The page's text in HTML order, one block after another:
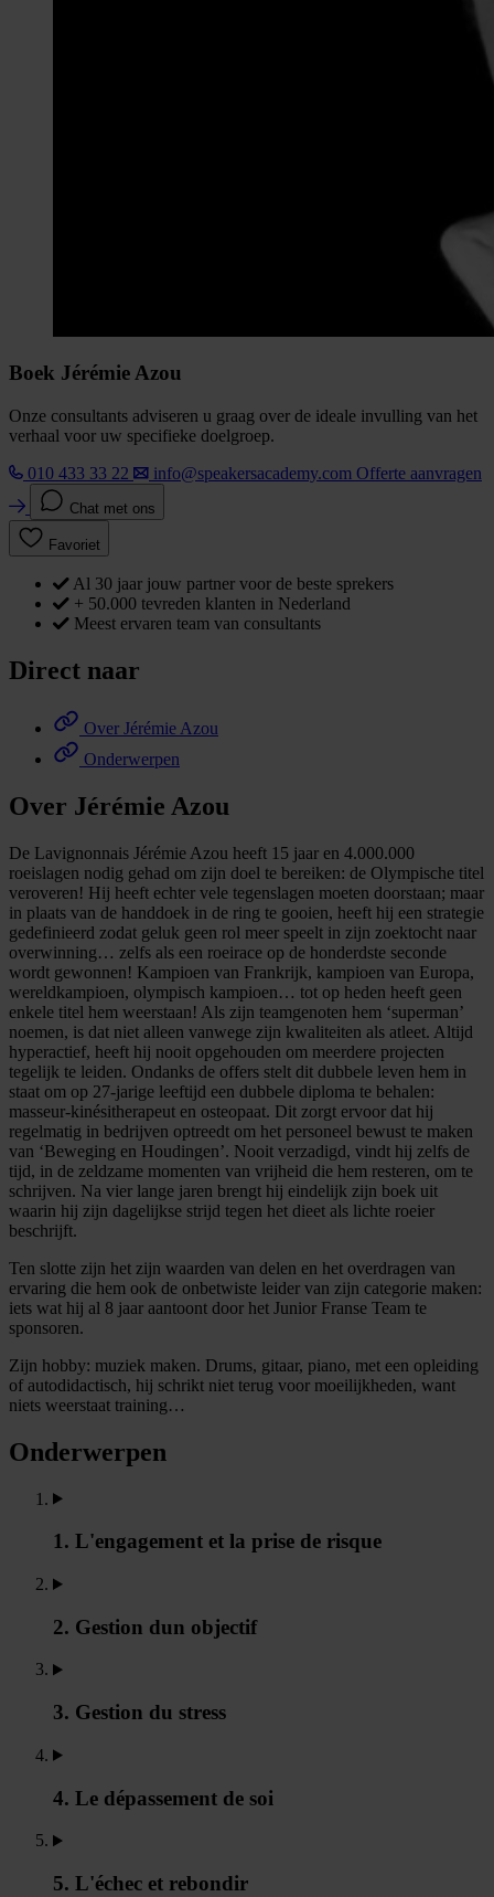
Boek Jérémie Azou
Onze consultants adviseren u graag over de ideale invulling van het
verhaal voor uw specifieke doelgroep.
010 433 33 22
info@speakersacademy.com Offerte aanvragen
Chat met ons
Favoriet
Al 30 jaar jouw partner voor de beste sprekers
+ 50.000 tevreden klanten in Nederland
Meest ervaren team van consultants
Direct naar
Over Jérémie Azou
Onderwerpen
Over Jérémie Azou
De Lavignonnais Jérémie Azou heeft 15 jaar en 4.000.000
roeislagen nodig gehad om zijn doel te bereiken: de Olympische titel
veroveren! Hij heeft echter vele tegenslagen moeten doorstaan; maar
in plaats van de handdoek in de ring te gooien, heeft hij een strategie
gedefinieerd zodat geluk geen rol meer speelt in zijn zoektocht naar
overwinning… zelfs als een roeirace op de honderdste seconde
wordt gewonnen! Kampioen van Frankrijk, kampioen van Europa,
wereldkampioen, olympisch kampioen… tot op heden heeft geen
enkele titel hem weerstaan! Als zijn teamgenoten hem ‘superman’
noemen, is dat niet alleen vanwege zijn kwaliteiten als atleet. Altijd
hyperactief, heeft hij nooit opgehouden om meerdere projecten
tegelijk te leiden. Ondanks de offers stelt dit dubbele leven hem in
staat om op 27-jarige leeftijd een dubbele diploma te behalen:
masseur-kinésitherapeut en osteopaat. Dit zorgt ervoor dat hij
regelmatig in bedrijven optreedt om het personeel bewust te maken
van ‘Beweging en Houdingen’. Nooit verzadigd, vindt hij zelfs de
tijd, in de zeldzame momenten van vrijheid die hem resteren, om te
schrijven. Na vier lange jaren brengt hij eindelijk zijn boek uit
waarin hij zijn dagelijkse strijd tegen het dieet als lichte roeier
beschrijft.
Ten slotte zijn het zijn waarden van delen en het overdragen van
ervaring die hem ook de onbetwiste leider van zijn categorie maken:
iets wat hij al 8 jaar aantoont door het Junior Franse Team te
sponsoren.
Zijn hobby: muziek maken. Drums, gitaar, piano, met een opleiding
of autodidactisch, hij schrikt niet terug voor moeilijkheden, want
niets weerstaat training…
Onderwerpen
1. L'engagement et la prise de risque
2. Gestion dun objectif
3. Gestion du stress
4. Le dépassement de soi
5. L'échec et rebondir